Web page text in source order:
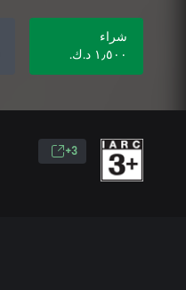
شراء
١٫٥٠٠ د.ك.‏
3+